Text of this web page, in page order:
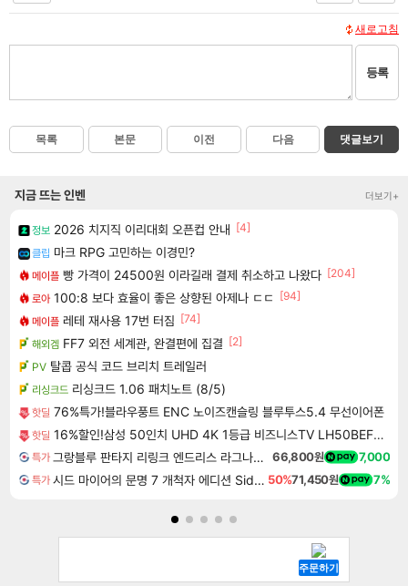
새로고침
등록
목록 본문 이전 다음 댓글보기
지금 뜨는 인벤 더보기+
정보 2026 치지직 이리대회 오픈컵 안내 [4]
클립 마크 RPG 고민하는 이경민?
메이플 빵 가격이 24500원 이라길래 결제 취소하고 나왔다 [204]
로아 100:8 보다 효율이 좋은 상향된 아제나 ㄷㄷ
[94]
메이플 레테 재사용 17번 터짐 [74]
해외겜 FF7 외전 세계관, 완결편에 집결 [2]
PV 탈콥 공식 코드 브리치 트레일러
리싱크드 리싱크드 1.06 패치노트 (8/5)
핫딜 76%특가!블라우풍트 ENC 노이즈캔슬링 블루투스5.4 무선이어폰
핫딜 16%할인!삼성 50인치 UHD 4K 1등급 비즈니스TV LH50BEFHLGFXKR 스탠드형
특가 그랑블루 판타지 리링크 엔드리스 라그나로크 Granblue Fantasy Relink Endless Ragnarok 66,800원 7,000
특가 시드 마이어의 문명 7 개척자 에디션 Sid Meier's Civilization VII Founders Edition 50%71,450원 7%